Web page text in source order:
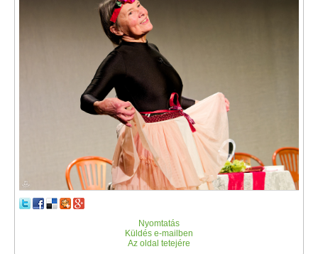
Nyomtatás
Küldés e-mailben
Az oldal tetejére